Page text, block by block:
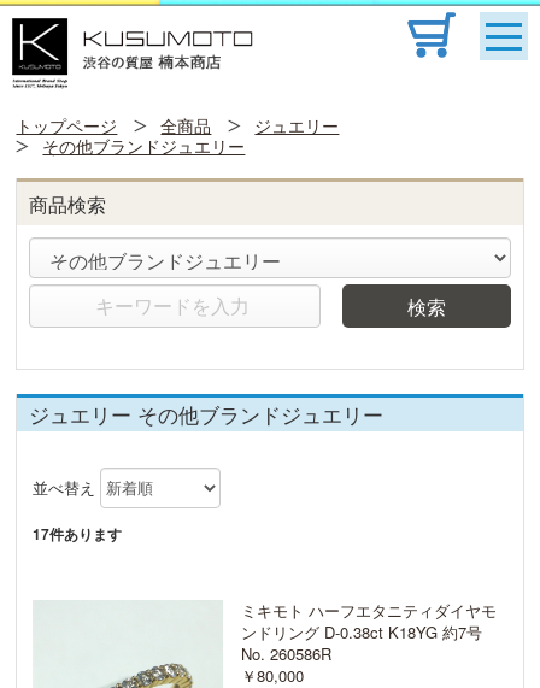
トップページ 全商品
ジュエリー
その他ブランドジュエリー
商品検索
検索
ジュエリー その他ブランドジュエリー
並べ替え
17件あります
ミキモト ハーフエタニティダイヤモ
ンドリング D-0.38ct K18YG 約7号
No. 260586R
￥80,000